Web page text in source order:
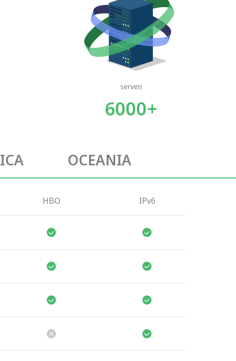
serveri
6000+
OCEANIA
HBO IPv6